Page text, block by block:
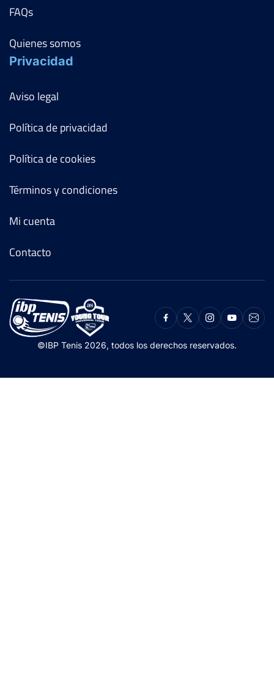
FAQs
Quienes somos
Privacidad
Aviso legal
Política de privacidad
Política de cookies
Términos y condiciones
Mi cuenta
Contacto
©IBP Tenis 2026, todos los derechos reservados.